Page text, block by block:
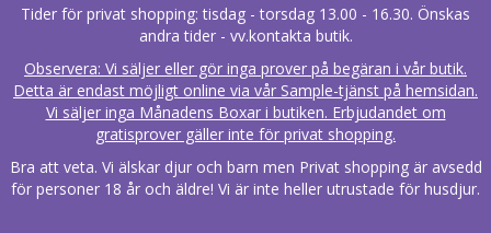
Tider för privat shopping: tisdag - torsdag 13.00 - 16.30. Önskas
andra tider - vv.kontakta butik.
Observera: Vi säljer eller gör inga prover på begäran i vår butik.
Detta är endast möjligt online via vår Sample-tjänst på hemsidan.
Vi säljer inga Månadens Boxar i butiken. Erbjudandet om
gratisprover gäller inte för privat shopping.
Bra att veta. Vi älskar djur och barn men Privat shopping är avsedd
för personer 18 år och äldre! Vi är inte heller utrustade för husdjur.